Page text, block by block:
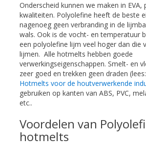
Onderscheid kunnen we maken in EVA,
kwaliteiten. Polyolefine heeft de beste
nagenoeg geen verbranding in de
wals. Ook is de vocht- en temperatuur
een polyolefine lijm veel hoger dan die
lijmen. Alle hotmelts hebben goede
verwerkingseigenschappen. Smelt- en
zeer goed en trekken geen draden
Hotmelts voor de houtverwerkende
gebruiken op kanten van ABS, PVC,
etc..
Voordelen van
hotmelts